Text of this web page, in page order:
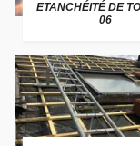
ETANCHÉITÉ DE
06